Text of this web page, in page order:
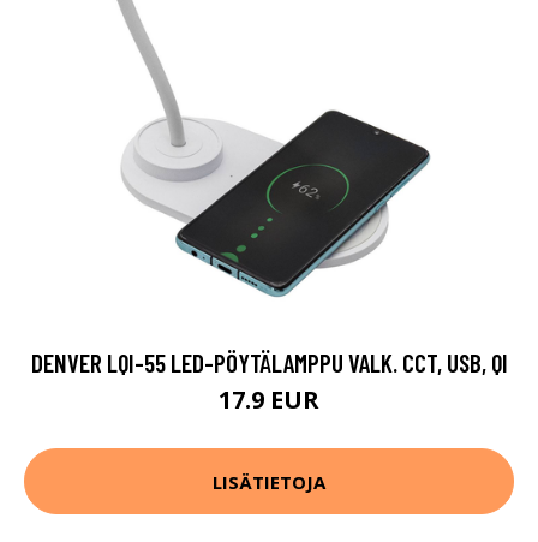
DENVER LQI-55 LED-PÖYTÄLAMPPU VALK. CCT, USB, QI
17.9 EUR
LISÄTIETOJA